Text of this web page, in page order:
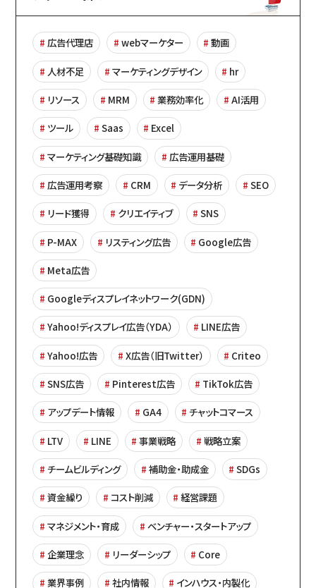
広告代理店 webマーケター 動画
人材不足 マーケティングデザイン hr
リソース MRM 業務効率化 AI活用
ツール Saas Excel
マーケティング基礎知識 広告運用基礎
広告運用考察 CRM データ分析 SEO
リード獲得 クリエイティブ SNS
P-MAX リスティング広告 Google広告
Meta広告
Googleディスプレイネットワーク(GDN)
Yahoo!ディスプレイ広告（YDA） LINE広告
Yahoo!広告 X広告（旧Twitter） Criteo
SNS広告 Pinterest広告 TikTok広告
アップデート情報 GA4 チャットコマース
LTV LINE 事業戦略 戦略立案
チームビルディング 補助金・助成金 SDGs
資金繰り コスト削減 経営課題
マネジメント・育成 ベンチャー・スタートアップ
企業理念 リーダーシップ Core
業界事例 社内情報 インハウス・内製化